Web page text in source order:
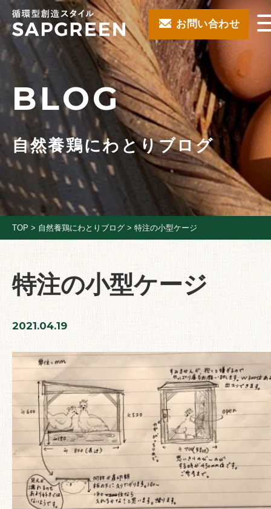
お問い合わせ
BLOG
自然養鶏にわとりブログ
TOP > 自然養鶏にわとりブログ > 特注の小型ケージ
特注の小型ケージ
2021.04.19